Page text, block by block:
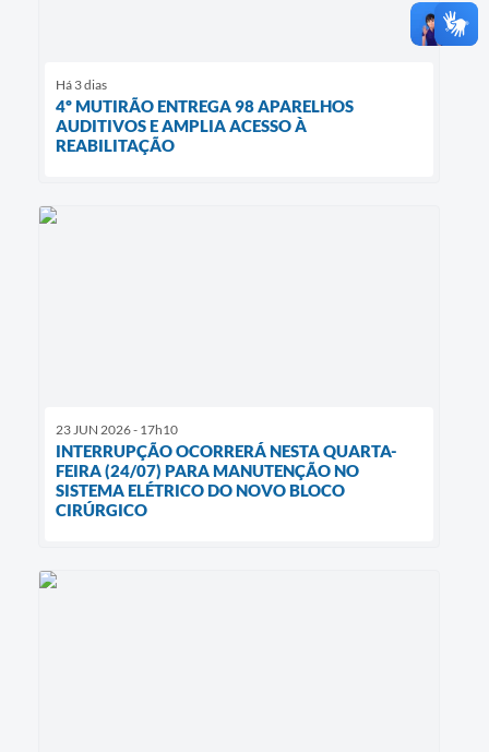
Há 3 dias
4º MUTIRÃO ENTREGA 98 APARELHOS
AUDITIVOS E AMPLIA ACESSO À
REABILITAÇÃO
23 JUN 2026 - 17h10
INTERRUPÇÃO OCORRERÁ NESTA QUARTA-
FEIRA (24/07) PARA MANUTENÇÃO NO
SISTEMA ELÉTRICO DO NOVO BLOCO
CIRÚRGICO